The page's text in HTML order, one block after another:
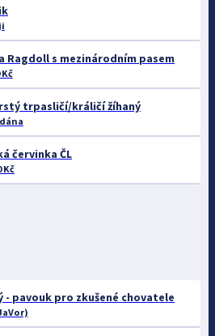
Ragdoll s mezinárodním pasem
Kč
trpasličí/králičí žíhaný
červinka ČL
Kč
- pavouk pro zkušené chovatele